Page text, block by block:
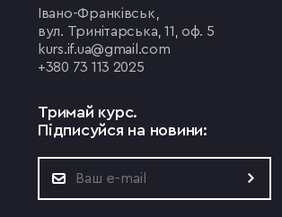
Івано-Франківськ,
вул. Тринітарська, 11, оф. 5
kurs.if.ua@gmail.com
+380 73 113 2025
Тримай курс.
Підписуйся на новини: